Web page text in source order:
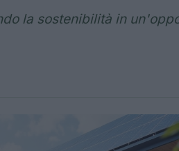
la sostenibilità in